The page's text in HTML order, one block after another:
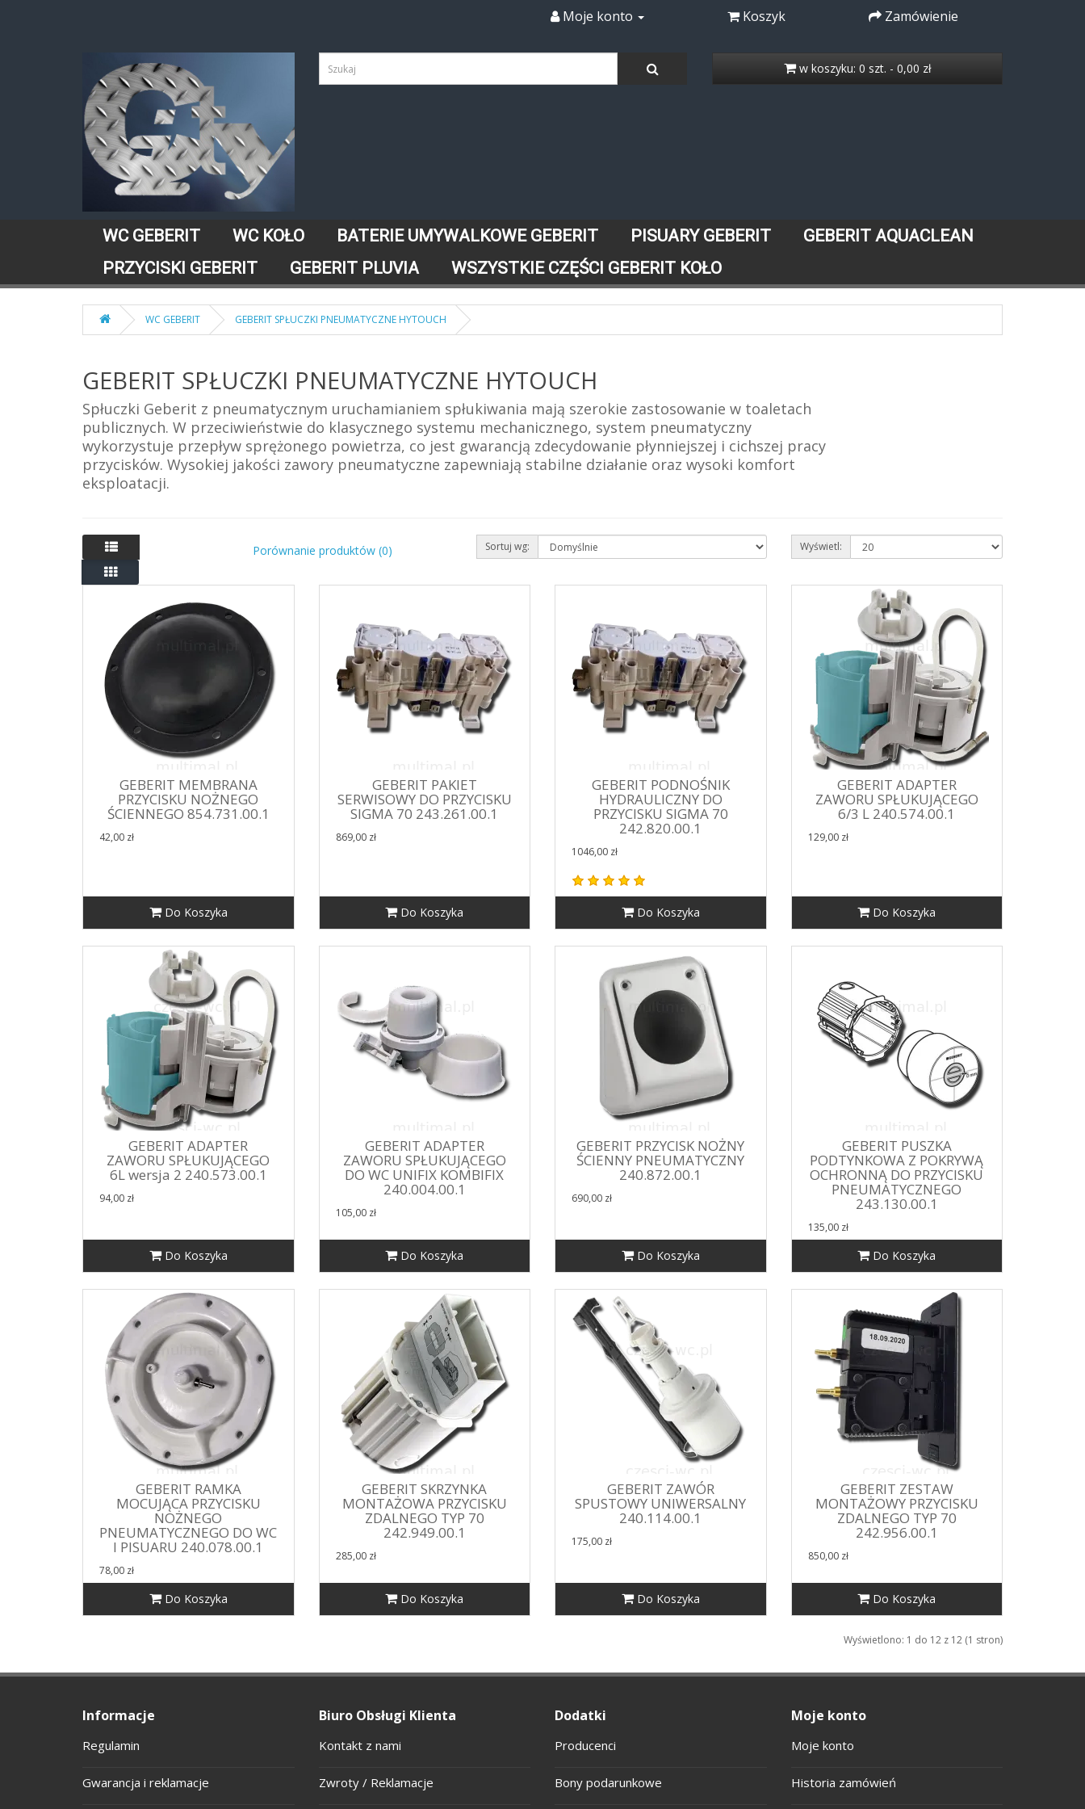
Moje konto Koszyk Zamówienie
w koszyku: 0 szt. - 0,00 zł
WC GEBERIT WC KOŁO BATERIE UMYWALKOWE GEBERIT PISUARY GEBERIT
GEBERIT AQUACLEAN
PRZYCISKI GEBERIT
GEBERIT PLUVIA WSZYSTKIE CZĘŚCI GEBERIT KOŁO
WC GEBERIT GEBERIT SPŁUCZKI PNEUMATYCZNE HYTOUCH
GEBERIT SPŁUCZKI PNEUMATYCZNE HYTOUCH
Spłuczki Geberit z pneumatycznym uruchamianiem spłukiwania mają szerokie zastosowanie w toaletach
publicznych. W przeciwieństwie do klasycznego systemu mechanicznego, system pneumatyczny
wykorzystuje przepływ sprężonego powietrza, co jest gwarancją zdecydowanie płynniejszej i cichszej pracy
przycisków. Wysokiej jakości zawory pneumatyczne zapewniają stabilne działanie oraz wysoki komfort
eksploatacji.
Porównanie produktów (0) Sortuj wg: Wyświetl:
GEBERIT MEMBRANA
PRZYCISKU NOŻNEGO
ŚCIENNEGO 854.731.00.1
42,00 zł
Do Koszyka
GEBERIT PAKIET
SERWISOWY DO PRZYCISKU
SIGMA 70 243.261.00.1
869,00 zł
Do Koszyka
GEBERIT PODNOŚNIK
HYDRAULICZNY DO
PRZYCISKU SIGMA 70
242.820.00.1
1046,00 zł
Do Koszyka
GEBERIT ADAPTER
ZAWORU SPŁUKUJĄCEGO
6/3 L 240.574.00.1
129,00 zł
Do Koszyka
GEBERIT ADAPTER
ZAWORU SPŁUKUJĄCEGO
6L wersja 2 240.573.00.1
94,00 zł
Do Koszyka
GEBERIT ADAPTER
ZAWORU SPŁUKUJĄCEGO
DO WC UNIFIX KOMBIFIX
240.004.00.1
105,00 zł
Do Koszyka
GEBERIT PRZYCISK NOŻNY
ŚCIENNY PNEUMATYCZNY
240.872.00.1
690,00 zł
Do Koszyka
GEBERIT PUSZKA
PODTYNKOWA Z POKRYWĄ
OCHRONNĄ DO PRZYCISKU
PNEUMATYCZNEGO
243.130.00.1
135,00 zł
Do Koszyka
GEBERIT RAMKA
MOCUJĄCA PRZYCISKU
NOŻNEGO
PNEUMATYCZNEGO DO WC
I PISUARU 240.078.00.1
78,00 zł
Do Koszyka
GEBERIT SKRZYNKA
MONTAŻOWA PRZYCISKU
ZDALNEGO TYP 70
242.949.00.1
285,00 zł
Do Koszyka
GEBERIT ZAWÓR
SPUSTOWY UNIWERSALNY
240.114.00.1
175,00 zł
Do Koszyka
GEBERIT ZESTAW
MONTAŻOWY PRZYCISKU
ZDALNEGO TYP 70
242.956.00.1
850,00 zł
Do Koszyka
Wyświetlono: 1 do 12 z 12 (1 stron)
Informacje
Regulamin
Gwarancja i reklamacje
Biuro Obsługi Klienta
Kontakt z nami
Zwroty / Reklamacje
Dodatki
Producenci
Bony podarunkowe
Moje konto
Moje konto
Historia zamówień